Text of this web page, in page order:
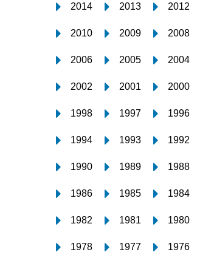
2014 2013 2012
2010 2009 2008
2006 2005 2004
2002 2001 2000
1998 1997 1996
1994 1993 1992
1990 1989 1988
1986 1985 1984
1982 1981 1980
1978 1977 1976